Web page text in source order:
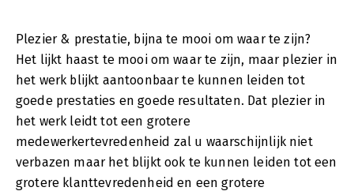
Plezier & prestatie, bijna te mooi om waar te zijn?
Het lijkt haast te mooi om waar te zijn, maar plezier in
het werk blijkt aantoonbaar te kunnen leiden tot
goede prestaties en goede resultaten. Dat plezier in
het werk leidt tot een grotere
medewerkertevredenheid zal u waarschijnlijk niet
verbazen maar het blijkt ook te kunnen leiden tot een
grotere klanttevredenheid en een grotere